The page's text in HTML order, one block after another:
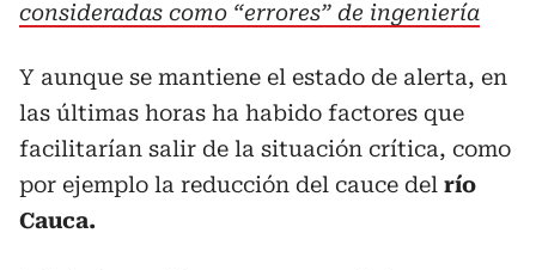
consideradas como “errores” de ingeniería
Y aunque se mantiene el estado de alerta, en
las últimas horas ha habido factores que
facilitarían salir de la situación crítica, como
por ejemplo la reducción del cauce del río
Cauca.